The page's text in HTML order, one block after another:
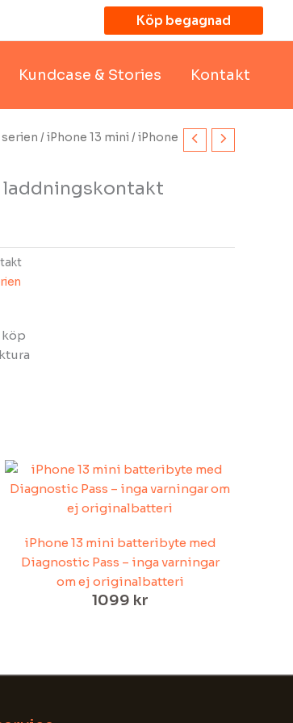
Köp begagnad
Kundcase & Stories Kontakt
serien /iPhone 13 mini / iPhone
laddningskontakt
köp
iPhone 13 mini batteribyte med
Diagnostic Pass – inga varningar
om ej originalbatteri
1099 kr